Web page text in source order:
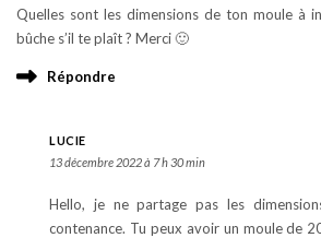
Quelles sont les dimensions de ton moule à
bûche s’il te plaît ? Merci 🙂
Répondre
LUCIE
13 décembre 2022 à 7 h 30 min
Hello, je ne partage pas les
contenance. Tu peux avoir un moule de